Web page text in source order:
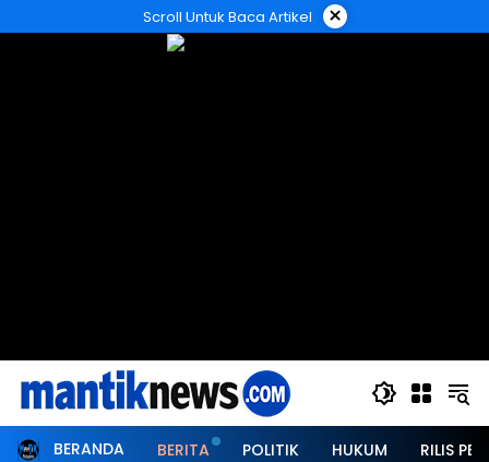
ke
Scroll Untuk Baca Artikel ×
BERANDA BERITA POLITIK HUKUM RILIS